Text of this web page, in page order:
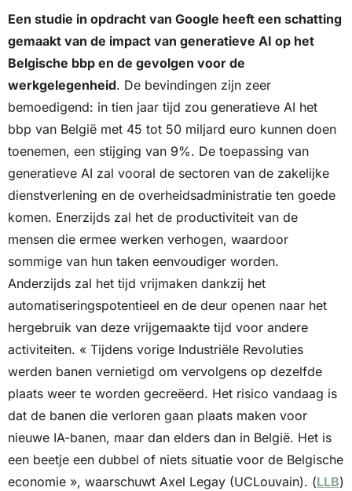
Een studie in opdracht van Google heeft een schatting
gemaakt van de impact van generatieve AI op het
Belgische bbp en de gevolgen voor de
werkgelegenheid. De bevindingen zijn zeer
bemoedigend: in tien jaar tijd zou generatieve AI het
bbp van België met 45 tot 50 miljard euro kunnen doen
toenemen, een stijging van 9%. De toepassing van
generatieve AI zal vooral de sectoren van de zakelijke
dienstverlening en de overheidsadministratie ten goede
komen. Enerzijds zal het de productiviteit van de
mensen die ermee werken verhogen, waardoor
sommige van hun taken eenvoudiger worden.
Anderzijds zal het tijd vrijmaken dankzij het
automatiseringspotentieel en de deur openen naar het
hergebruik van deze vrijgemaakte tijd voor andere
activiteiten. « Tijdens vorige Industriële Revoluties
werden banen vernietigd om vervolgens op dezelfde
plaats weer te worden gecreëerd. Het risico vandaag is
dat de banen die verloren gaan plaats maken voor
nieuwe IA-banen, maar dan elders dan in België. Het is
een beetje een dubbel of niets situatie voor de Belgische
economie », waarschuwt Axel Legay (UCLouvain). (LLB)